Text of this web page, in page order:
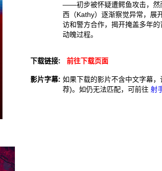
——初步被怀疑遭鳄鱼攻击，然
西（Kathy）逐渐察觉异常，展
访和警方合作，揭开掩盖多年
动魄过程。
下载链接: 前往下载页面
影片字幕: 如果下载的影片不含中文字幕，
荐)。如仍无法匹配，可前往 射